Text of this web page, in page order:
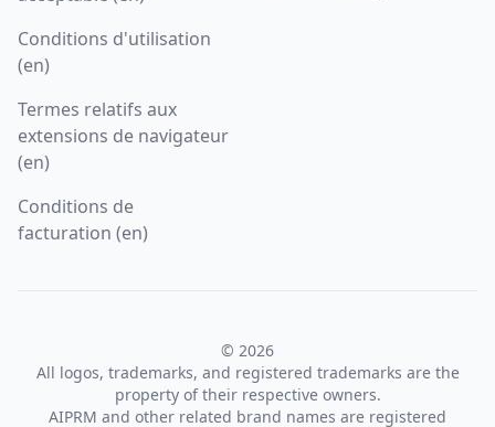
Conditions d'utilisation
(en)
Termes relatifs aux
extensions de navigateur
(en)
Conditions de
facturation (en)
© 2026
All logos, trademarks, and registered trademarks are the
property of their respective owners.
AIPRM and other related brand names are registered